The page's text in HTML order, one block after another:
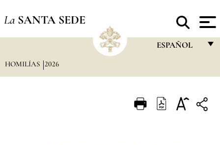
La SANTA SEDE
ESPAÑOL
ITALIANO
HOMILÍAS 2026